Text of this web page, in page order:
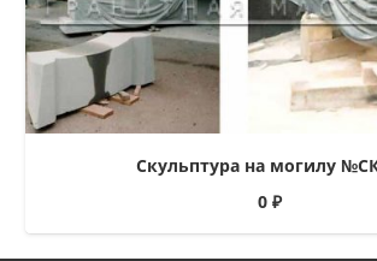
Скульптура на могилу
0 ₽